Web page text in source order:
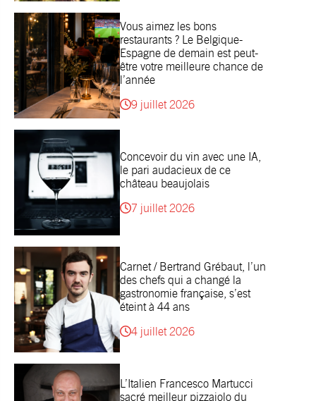
Vous aimez les bons
restaurants ? Le Belgique-
Espagne de demain est peut-
être votre meilleure chance de
l’année
9 juillet 2026
Concevoir du vin avec une IA,
le pari audacieux de ce
château beaujolais
7 juillet 2026
Carnet / Bertrand Grébaut, l’un
des chefs qui a changé la
gastronomie française, s’est
éteint à 44 ans
4 juillet 2026
L’Italien Francesco Martucci
sacré meilleur pizzaiolo du